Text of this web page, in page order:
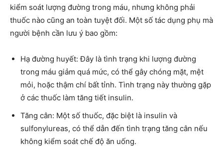
kiểm soát lượng đường trong máu, nhưng không phải
thuốc nào cũng an toàn tuyệt đối. Một số tác dụng phụ mà
người bệnh cần lưu ý bao gồm:
Hạ đường huyết: Đây là tình trạng khi lượng đường
trong máu giảm quá mức, có thể gây chóng mặt, mệt
mỏi, hoặc thậm chí bất tỉnh. Tình trạng này thường gặp
ở các thuốc làm tăng tiết insulin.
Tăng cân: Một số thuốc, đặc biệt là insulin và
sulfonylureas, có thể dẫn đến tình trạng tăng cân nếu
không kiểm soát chế độ ăn uống.